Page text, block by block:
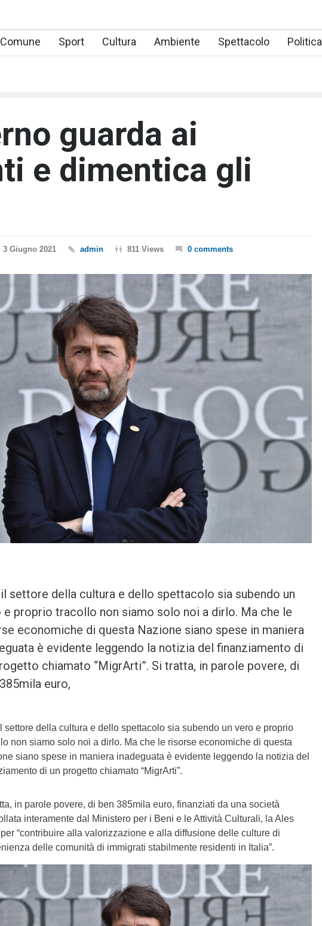
Comune Sport Cultura Ambiente Spettacolo Politica
guarda ai
e dimentica gli
3 Giugno 2021 admin 811 Views 0 comments
il settore della cultura e dello spettacolo sia subendo un
e proprio tracollo non siamo solo noi a dirlo. Ma che le
economiche di questa Nazione siano spese in maniera
è evidente leggendo la notizia del finanziamento di
chiamato “MigrArti”. Si tratta, in parole povere, di
euro,
settore della cultura e dello spettacolo sia subendo un vero e proprio
non siamo solo noi a dirlo. Ma che le risorse economiche di questa
siano spese in maniera inadeguata è evidente leggendo la notizia del
di un progetto chiamato “MigrArti”.
in parole povere, di ben 385mila euro, finanziati da una società
interamente dal Ministero per i Beni e le Attività Culturali, la Ales
“contribuire alla valorizzazione e alla diffusione delle culture di
delle comunità di immigrati stabilmente residenti in Italia”.